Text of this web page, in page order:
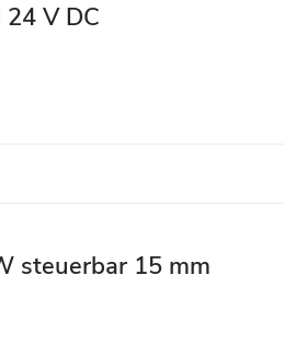
V DC
steuerbar 15 mm